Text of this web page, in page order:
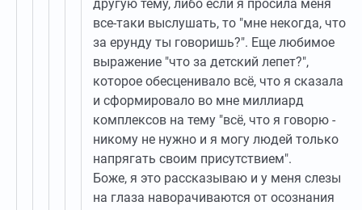
другую тему, либо если я просила меня
все-таки выслушать, то "мне некогда, что
за ерунду ты говоришь?". Еще любимое
выражение "что за детский лепет?",
которое обесценивало всё, что я сказала
и сформировало во мне миллиард
комплексов на тему "всё, что я говорю -
никому не нужно и я могу людей только
напрягать своим присутствием".
Боже, я это рассказываю и у меня слезы
на глаза наворачиваются от осознания